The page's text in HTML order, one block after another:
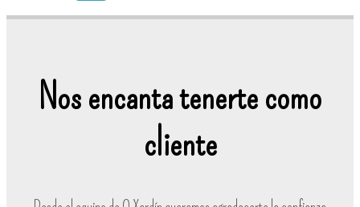
Nos encanta tenerte como
cliente